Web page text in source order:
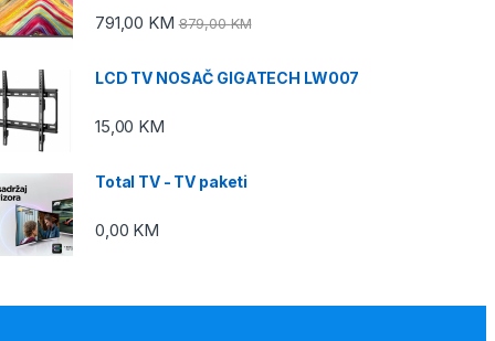
791,00 KM 879,00KM
LCD TV NOSAČ GIGATECH LW007
15,00 KM
Total TV - TV paketi
0,00 KM